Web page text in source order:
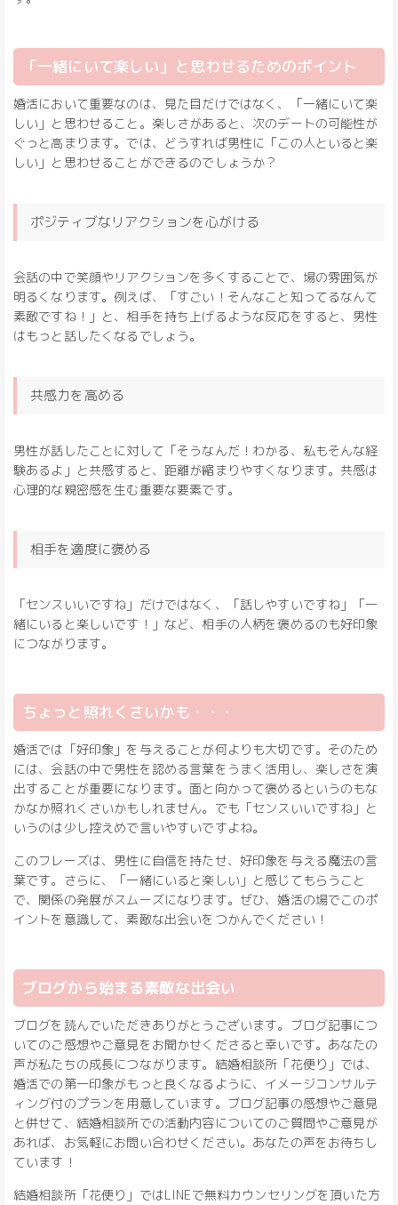
「一緒にいて楽しい」と思わせるためのポイント
婚活において重要なのは、見た目だけではなく、「一緒にいて楽
しい」と思わせること。楽しさがあると、次のデートの可能性が
ぐっと高まります。では、どうすれば男性に「この人といると楽
しい」と思わせることができるのでしょうか？
ポジティブなリアクションを心がける
会話の中で笑顔やリアクションを多くすることで、場の雰囲気が
明るくなります。例えば、「すごい！そんなこと知ってるなんて
素敵ですね！」と、相手を持ち上げるような反応をすると、男性
はもっと話したくなるでしょう。
共感力を高める
男性が話したことに対して「そうなんだ！わかる、私もそんな経
験あるよ」と共感すると、距離が縮まりやすくなります。共感は
心理的な親密感を生む重要な要素です。
相手を適度に褒める
「センスいいですね」だけではなく、「話しやすいですね」「一
緒にいると楽しいです！」など、相手の人柄を褒めるのも好印象
につながります。
ちょっと照れくさいかも・・・
婚活では「好印象」を与えることが何よりも大切です。そのため
には、会話の中で男性を認める言葉をうまく活用し、楽しさを演
出することが重要になります。面と向かって褒めるというのもな
かなか照れくさいかもしれません。でも「センスいいですね」と
いうのは少し控えめで言いやすいですよね。
このフレーズは、男性に自信を持たせ、好印象を与える魔法の言
葉です。さらに、「一緒にいると楽しい」と感じてもらうこと
で、関係の発展がスムーズになります。ぜひ、婚活の場でこのポ
イントを意識して、素敵な出会いをつかんでください！
ブログから始まる素敵な出会い
ブログを読んでいただきありがとうございます。ブログ記事につ
いてのご感想やご意見をお聞かせくださると幸いです。あなたの
声が私たちの成長につながります。結婚相談所「花便り」では、
婚活での第一印象がもっと良くなるように、イメージコンサルテ
ィング付のプランを用意しています。ブログ記事の感想やご意見
と併せて、結婚相談所での活動内容についてのご質問やご意見が
あれば、お気軽にお問い合わせください。あなたの声をお待ちし
ています！
結婚相談所「花便り」ではLINEで無料カウンセリングを頂いた方